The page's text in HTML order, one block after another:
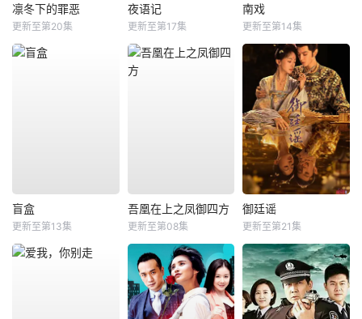
凛冬下的罪恶
更新至第20集
夜语记
更新至第17集
南戏
更新至第14集
盲盒
更新至第13集
吾凰在上之凤御四方
更新至第08集
御廷谣
更新至第21集